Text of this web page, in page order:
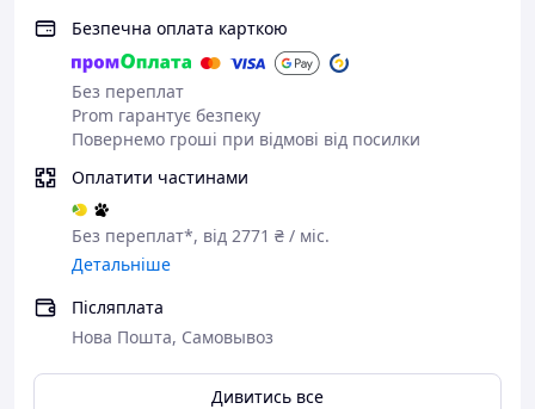
Безпечна оплата карткою
Без переплат
Prom гарантує безпеку
Повернемо гроші при відмові від посилки
Оплатити частинами
Без переплат*, від 2771 ₴ / міс.
Детальніше
Післяплата
Нова Пошта, Самовывоз
Дивитись все